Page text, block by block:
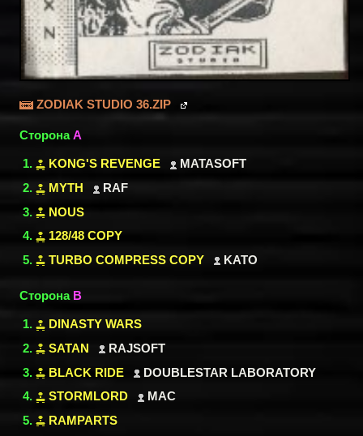
ZODIAK STUDIO 36.ZIP
СторонаA
KONG'S REVENGE
MATASOFT
MYTH
RAF
NOUS
128/48 COPY
TURBO COMPRESS COPY
KATO
Сторона B
DINASTY WARS
SATAN
RAJSOFT
BLACK RIDE
DOUBLESTAR LABORATORY
STORMLORD
MAC
RAMPARTS